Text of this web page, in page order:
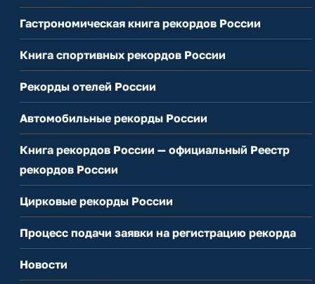
Гастрономическая книга рекордов России
Книга спортивных рекордов России
Рекорды отелей России
Автомобильные рекорды России
Книга рекордов России — официальный Реестр
рекордов России
Цирковые рекорды России
Процесс подачи заявки на регистрацию рекорда
Новости